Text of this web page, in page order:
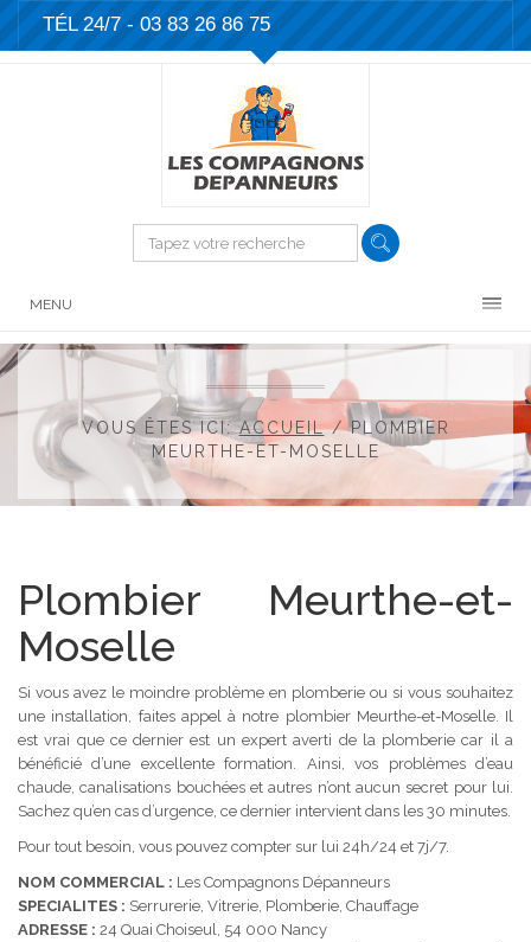
TÉL 24/7 - 03 83 26 86 75
MENU
VOUS ÊTES ICI:ACCUEIL/PLOMBIER
MEURTHE-ET-MOSELLE
Plombier Meurthe-et-
Moselle
Si vous avez le moindre problème en plomberie ou si vous souhaitez
une installation, faites appel à notre plombier Meurthe-et-Moselle. Il
est vrai que ce dernier est un expert averti de la plomberie car il a
bénéficié d’une excellente formation. Ainsi, vos problèmes d’eau
chaude, canalisations bouchées et autres n’ont aucun secret pour lui.
Sachez qu’en cas d’urgence, ce dernier intervient dans les 30 minutes.
Pour tout besoin, vous pouvez compter sur lui 24h/24 et 7j/7.
NOM COMMERCIAL : Les Compagnons Dépanneurs
SPECIALITES : Serrurerie, Vitrerie, Plomberie, Chauffage
ADRESSE : 24 Quai Choiseul, 54 000 Nancy